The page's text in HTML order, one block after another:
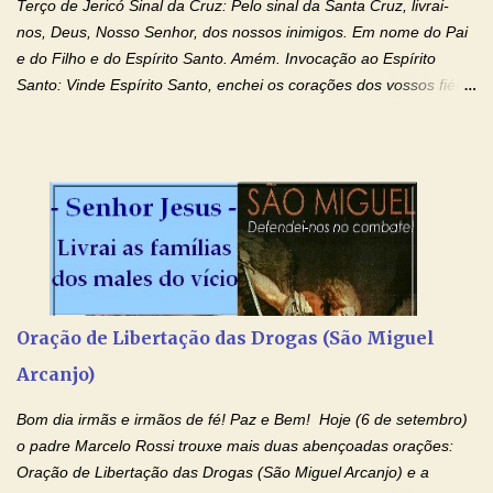
Terço de Jericó Sinal da Cruz: Pelo sinal da Santa Cruz, livrai-
nos, Deus, Nosso Senhor, dos nossos inimigos. Em nome do Pai
e do Filho e do Espírito Santo. Amém. Invocação ao Espírito
Santo: Vinde Espírito Santo, enchei os corações dos vossos fiéis
Santo, fazei que apreciemos retamente todas as coisas segundo
o mesmo Espírito e gozemos sempre da sua consolação. Por
Cristo, Senhor Nosso. Amém. Creio: Creio em Deus Pai Todo-
Poderoso, Criador do céu e da terra; e em Jesus Cristo, seu
único Filho, nosso Senhor; que foi concebido pelo poder do Espí­
foi crucificado, morto e sepultado. Desceu à mansão dos mortos;
ressuscitou ao terceiro dia; subiu aos céus, está sentado à direita
Oração de Libertação das Drogas (São Miguel
Arcanjo)
Bom dia irmãs e irmãos de fé! Paz e Bem! Hoje (6 de setembro)
o padre Marcelo Rossi trouxe mais duas abençoadas orações:
Oração de Libertação das Drogas (São Miguel Arcanjo) e a